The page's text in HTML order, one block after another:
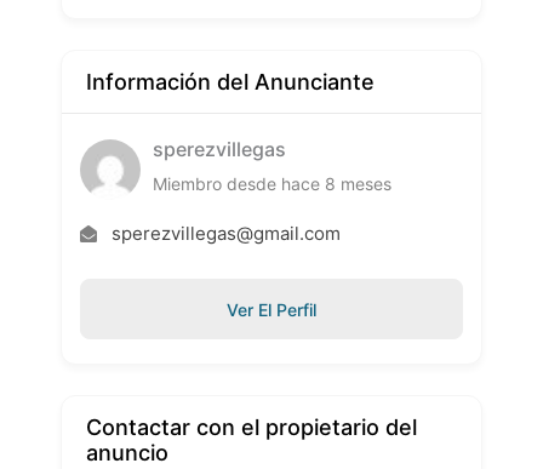
Información del Anunciante
sperezvillegas
Miembro desde hace 8 meses
sperezvillegas@gmail.com
Ver El Perfil
Contactar con el propietario del
anuncio